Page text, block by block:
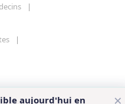
aujourd'hui en